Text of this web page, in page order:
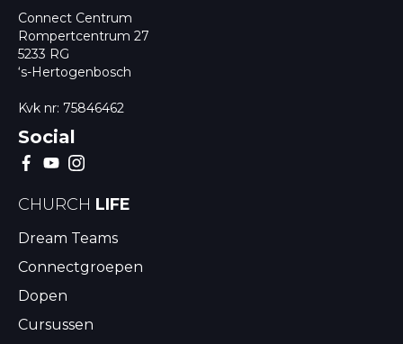
Connect Centrum
Rompertcentrum 27
5233 RG
‘s-Hertogenbosch
Kvk nr: 75846462
Social
CHURCH LIFE
Dream Teams
Connectgroepen
Dopen
Cursussen